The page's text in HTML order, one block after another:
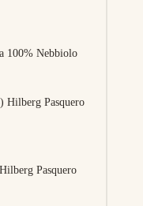
100% Nebbiolo
Hilberg Pasquero
Pasquero